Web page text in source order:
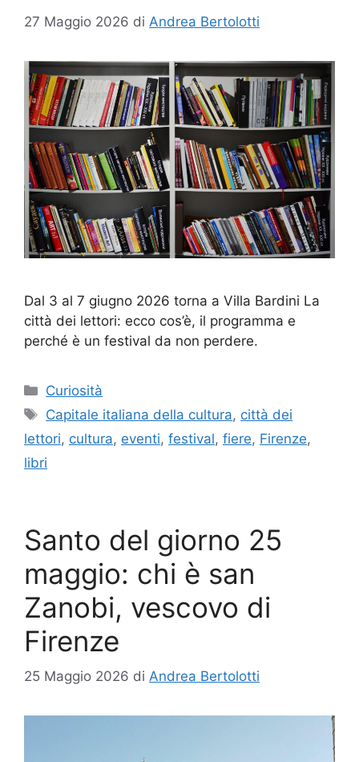
27 Maggio 2026 di Andrea Bertolotti
Dal 3 al 7 giugno 2026 torna a Villa Bardini La
città dei lettori: ecco cos’è, il programma e
perché è un festival da non perdere.
Categorie
Curiosità
Tag
Capitale italiana della cultura, città dei
lettori, cultura, eventi, festival, fiere, Firenze,
libri
Santo del giorno 25
maggio: chi è san
Zanobi, vescovo di
Firenze
25 Maggio 2026 di Andrea Bertolotti